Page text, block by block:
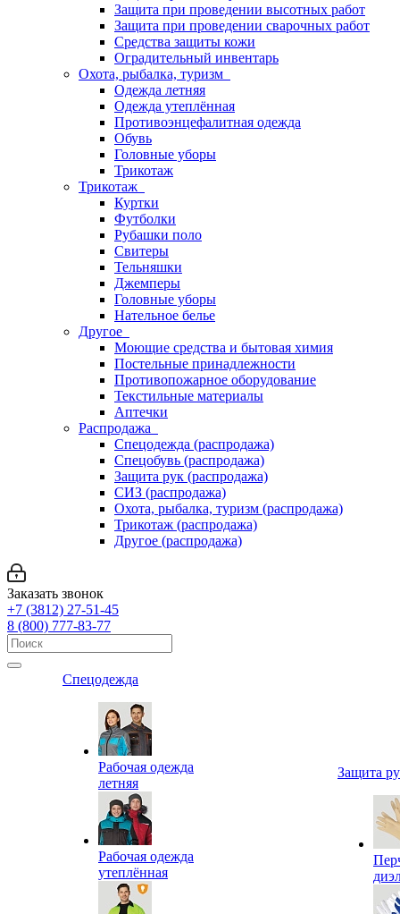
Защита при проведении высотных работ
Защита при проведении сварочных работ
Средства защиты кожи
Оградительный инвентарь
Охота, рыбалка, туризм
Одежда летняя
Одежда утеплённая
Противоэнцефалитная одежда
Обувь
Головные уборы
Трикотаж
Трикотаж
Куртки
Футболки
Рубашки поло
Свитеры
Тельняшки
Джемперы
Головные уборы
Нательное белье
Другое
Моющие средства и бытовая химия
Постельные принадлежности
Противопожарное оборудование
Текстильные материалы
Аптечки
Распродажа
Спецодежда (распродажа)
Спецобувь (распродажа)
Защита рук (распродажа)
СИЗ (распродажа)
Охота, рыбалка, туризм (распродажа)
Трикотаж (распродажа)
Другое (распродажа)
Заказать звонок
+7 (3812) 27-51-45
8 (800) 777-83-77
Спецодежда
Рабочая одежда
летняя
Рабочая одежда
утеплённая
Защита